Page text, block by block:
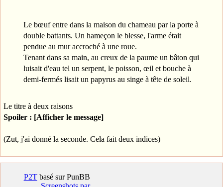
Le bœuf entre dans la maison du chameau par la porte à
double battants. Un hameçon le blesse, l'arme était
pendue au mur accroché à une roue.
Tenant dans sa main, au creux de la paume un bâton qui
luisait d'eau tel un serpent, le poisson, œil et bouche à
demi-fermés lisait un papyrus au singe à tête de soleil.
Le titre à deux raisons
Spoiler : [Afficher le message]
(Zut, j'ai donné la seconde. Cela fait deux indices)
P2Tbasé sur PunBB